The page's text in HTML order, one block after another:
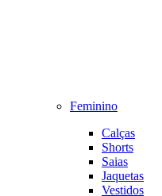
Feminino
Calças
Shorts
Saias
Jaquetas
Vestidos